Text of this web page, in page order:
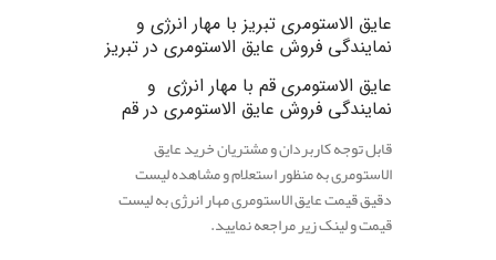
عایق الاستومری تبریز با مهار انرژی و
نمایندگی فروش عایق الاستومری در تبریز
عایق الاستومری قم با مهار انرژی و
نمایندگی فروش عایق الاستومری در قم
قابل توجه کاربردان و مشتریان خرید عایق
الاستومری به منظور استعلام و مشاهده لیست
دقیق قیمت عایق الاستومری مهار انرژی به لیست
قیمت و لینک زیر مراجعه نمایید.